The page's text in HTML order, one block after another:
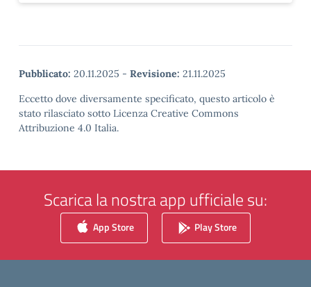
Pubblicato: 20.11.2025 - Revisione: 21.11.2025
Eccetto dove diversamente specificato, questo articolo è
stato rilasciato sotto Licenza Creative Commons
Attribuzione 4.0 Italia.
Scarica la nostra app ufficiale su:
App Store Play Store